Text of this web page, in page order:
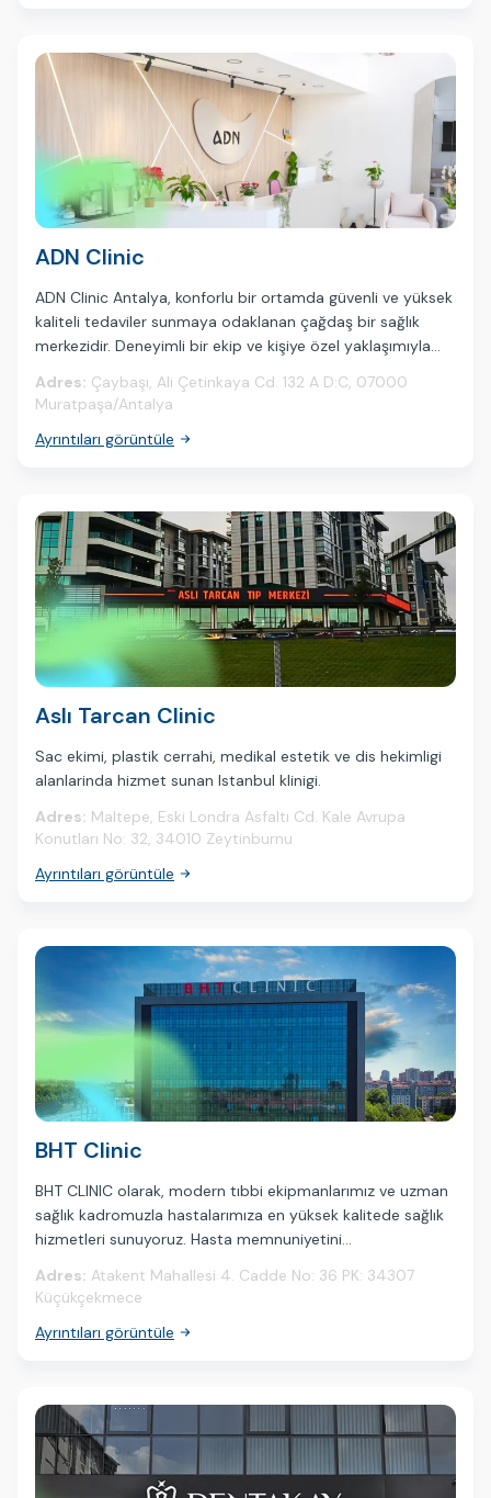
ADN Clinic
ADN Clinic Antalya, konforlu bir ortamda güvenli ve yüksek
kaliteli tedaviler sunmaya odaklanan çağdaş bir sağlık
merkezidir. Deneyimli bir ekip ve kişiye özel yaklaşımıyla
ağırlamaktadır.
Adres: Çaybaşı, Ali Çetinkaya Cd. 132 A D:C, 07000
Muratpaşa/Antalya
Ayrıntıları görüntüle
Aslı Tarcan Clinic
Sac ekimi, plastik cerrahi, medikal estetik ve dis hekimligi
alanlarinda hizmet sunan Istanbul klinigi.
Adres: Maltepe, Eski Londra Asfaltı Cd. Kale Avrupa
Konutları No: 32, 34010 Zeytinburnu
Ayrıntıları görüntüle
BHT Clinic
BHT CLINIC olarak, modern tıbbi ekipmanlarımız ve uzman
sağlık kadromuzla hastalarımıza en yüksek kalitede sağlık
hizmetleri sunuyoruz. Hasta memnuniyetini
üretiyoruz. Sağlığınız bizim için değerlidir.
Adres: Atakent Mahallesi 4. Cadde No: 36 PK: 34307
Küçükçekmece
Ayrıntıları görüntüle